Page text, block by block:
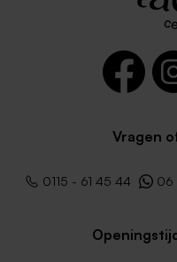
Vragen
0115 - 61 45 44 06